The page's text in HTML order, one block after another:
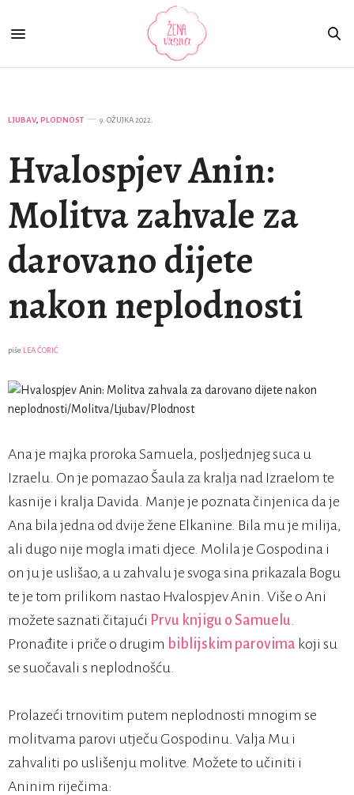
LJUBAV, PLODNOST 9. OŽUJKA 2022.
Hvalospjev Anin:
Molitva zahvale za
darovano dijete
nakon neplodnosti
piše LEA ČORIĆ
Ana je majka proroka Samuela, posljednjeg suca u
Izraelu. On je pomazao Šaula za kralja nad Izraelom te
kasnije i kralja Davida. Manje je poznata činjenica da je
Ana bila jedna od dvije žene Elkanine. Bila mu je milija,
ali dugo nije mogla imati djece. Molila je Gospodina i
on ju je uslišao, a u zahvalu je svoga sina prikazala Bogu
te je tom prilikom nastao Hvalospjev Anin. Više o Ani
možete saznati čitajući Prvu knjigu o Samuelu.
Pronađite i priče o drugim biblijskim parovima koji su
se suočavali s neplodnošću.
Prolazeći trnovitim putem neplodnosti mnogim se
molitvama parovi utječu Gospodinu. Valja Mu i
zahvaliti po uslišenju molitve. Možete to učiniti i
Aninim riječima: